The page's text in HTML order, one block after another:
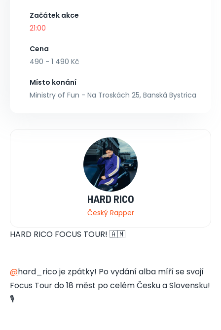
Začátek akce
21:00
Cena
490 - 1 490 Kč
Místo konání
Ministry of Fun - Na Troskách 25, Banská Bystrica
HARD RICO
Český Rapper
HARD RICO FOCUS TOUR! 🇦🇲
@hard_rico je zpátky! Po vydání alba míří se svojí
Focus Tour do 18 měst po celém Česku a Slovensku!
🎙️